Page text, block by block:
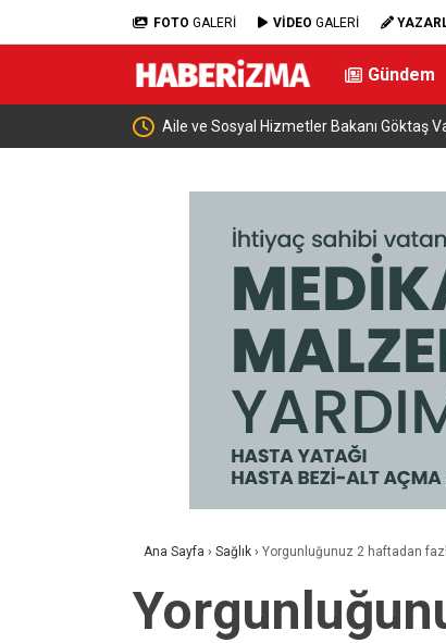
FOTO GALERİ VİDEO GALERİ
Gündem
Aile ve Sosyal Hizmetler Bakanı Göktaş Van’da
Ana Sayfa › Sağlık › Yorgunluğunuz 2 haftadan